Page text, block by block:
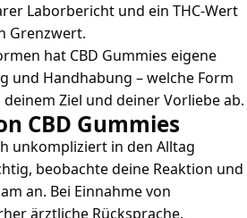
Laborbericht und ein THC-Wert
Grenzwert.
hat CBD Gummies eigene
und Handhabung – welche Form
Ziel und deiner Vorliebe ab.
CBD Gummies
unkompliziert in den Alltag
beobachte deine Reaktion und
an. Bei Einnahme von
ärztliche Rücksprache.